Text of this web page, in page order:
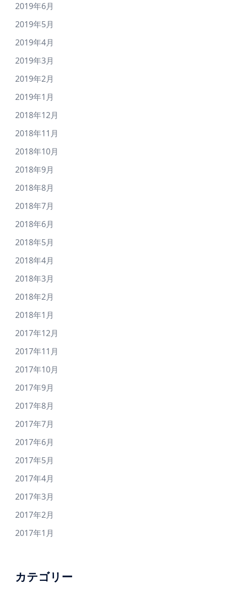
2019年6月
2019年5月
2019年4月
2019年3月
2019年2月
2019年1月
2018年12月
2018年11月
2018年10月
2018年9月
2018年8月
2018年7月
2018年6月
2018年5月
2018年4月
2018年3月
2018年2月
2018年1月
2017年12月
2017年11月
2017年10月
2017年9月
2017年8月
2017年7月
2017年6月
2017年5月
2017年4月
2017年3月
2017年2月
2017年1月
カテゴリー